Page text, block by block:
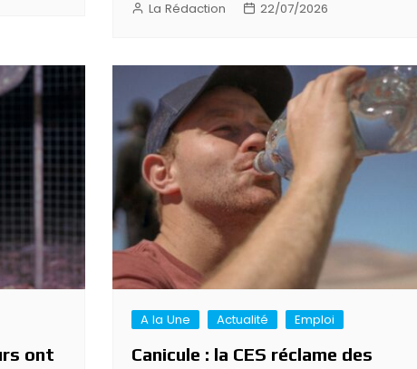
La Rédaction 22/07/2026
ont
A la Une Actualité Emploi
Canicule : la CES réclame des